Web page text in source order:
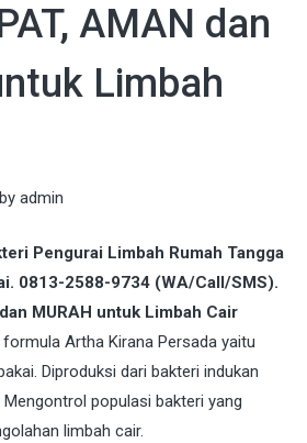
AMAN dan
Limbah
by admin
Pengurai Limbah Rumah Tangga
0813-2588-9734 (WA/Call/SMS).
MURAH untuk Limbah Cair
Artha Kirana Persada yaitu
Diproduksi dari bakteri indukan
populasi bakteri yang
limbah cair.